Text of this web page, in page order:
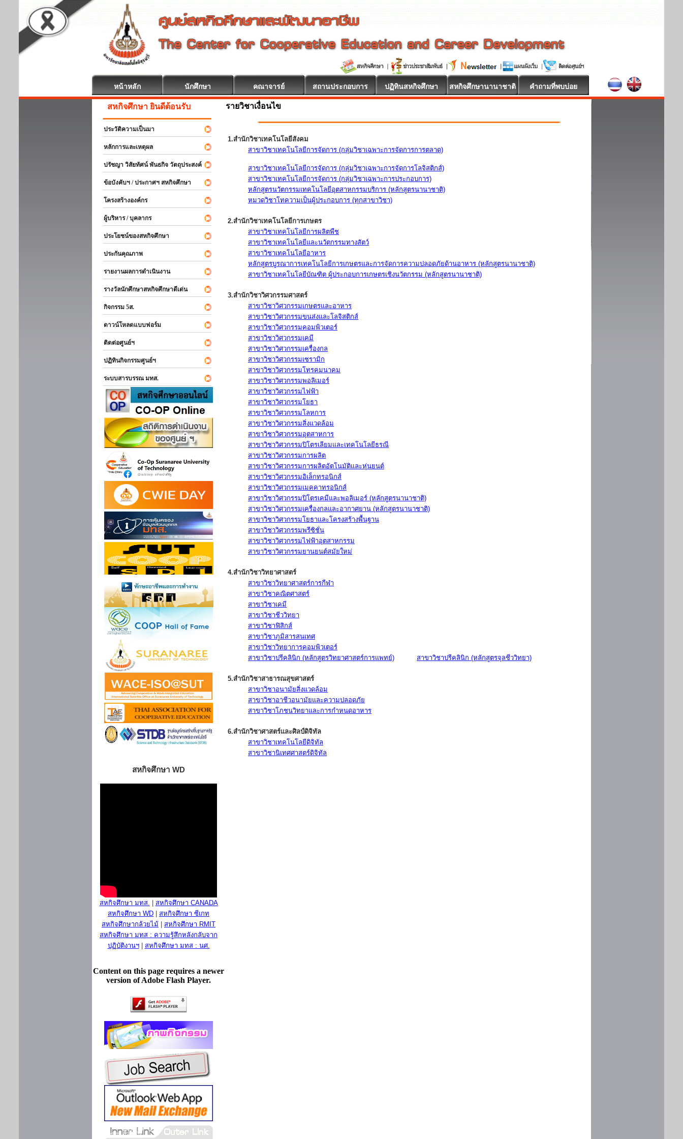
หน้าหลัก นักศึกษา คณาจารย์ สถานประกอบการ ปฏิทินสหกิจศึกษา สหกิจศึกษานานาชาติ คำถามที่พบบ่อย
สหกิจศึกษา ยินดีต้อนรับ
ประวัติความเป็นมา
หลักการและเหตุผล
ปรัชญา วิสัยทัศน์ พันธกิจ วัตถุประสงค์
ข้อบังคับฯ / ประกาศฯ สหกิจศึกษา
โครงสร้างองค์กร
ผู้บริหาร / บุคลากร
ประโยชน์ของสหกิจศึกษา
ประกันคุณภาพ
รายงานผลการดำเนินงาน
รางวัลนักศึกษาสหกิจศึกษาดีเด่น
กิจกรรม 5ส.
ดาวน์โหลดแบบฟอร์ม
ติดต่อศูนย์ฯ
ปฏิทินกิจกรรมศูนย์ฯ
ระบบสารบรรณ มทส.
สหกิจศึกษา WD
สหกิจศึกษา มทส.
สหกิจศึกษา CANADA
สหกิจศึกษา WD
สหกิจศึกษา ซีเกท
สหกิจศึกษากล้วยไม้
สหกิจศึกษา RMIT
สหกิจศึกษา มทส : ความรู้สึกหลังกลับจาก
ปฏิบัติงานฯ| สหกิจศึกษา มทส : นศ.
Content on this page requires a newer
version of Adobe Flash Player.
รายวิชาเงื่อนไข
1.สำนักวิชาเทคโนโลยีสังคม
สาขาวิชาเทคโนโลยีการจัดการ (กลุ่มวิชาเฉพาะการจัดการการตลาด)
สาขาวิชาเทคโนโลยีการจัดการ (กลุ่มวิชาเฉพาะการจัดการโลจิสติกส์)
สาขาวิชาเทคโนโลยีการจัดการ (กลุ่มวิชาเฉพาะการประกอบการ)
หลักสูตรนวัตกรรมเทคโนโลยีอุตสาหกรรมบริการ (หลักสูตรนานาชาติ)
หมวดวิชาโทความเป็นผู้ประกอบการ (ทุกสาขาวิชา)
2.สำนักวิชาเทคโนโลยีการเกษตร
สาขาวิชาเทคโนโลยีการผลิตพืช
สาขาวิชาเทคโนโลยีและนวัตกรรมทางสัตว์
สาขาวิชาเทคโนโลยีอาหาร
หลักสูตรบูรณาการเทคโนโลยีการเกษตรและการจัดการความปลอดภัยด้านอาหาร (หลักสูตรนานาชาติ)
สาขาวิชาเทคโนโลยีบัณฑิต ผู้ประกอบการเกษตรเชิงนวัตกรรม (หลักสูตรนานาชาติ)
3.สำนักวิชาวิศวกรรมศาสตร์
สาขาวิชาวิศวกรรมเกษตรและอาหาร
สาขาวิชาวิศวกรรมขนส่งและโลจิสติกส์
สาขาวิชาวิศวกรรมคอมพิวเตอร์
สาขาวิชาวิศวกรรมเคมี
สาขาวิชาวิศวกรรมเครื่องกล
สาขาวิชาวิศวกรรมเซรามิก
สาขาวิชาวิศวกรรมโทรคมนาคม
สาขาวิชาวิศวกรรมพอลิเมอร์
สาขาวิชาวิศวกรรมไฟฟ้า
สาขาวิชาวิศวกรรมโยธา
สาขาวิชาวิศวกรรมโลหการ
สาขาวิชาวิศวกรรมสิ่งแวดล้อม
สาขาวิชาวิศวกรรมอุตสาหการ
สาขาวิชาวิศวกรรมปิโตรเลียมและเทคโนโลยีธรณี
สาขาวิชาวิศวกรรมการผลิต
สาขาวิชาวิศวกรรมการผลิตอัตโนมัติและหุ่นยนต์
สาขาวิชาวิศวกรรมอิเล็กทรอนิกส์
สาขาวิชาวิศวกรรมเมคคาทรอนิกส์
สาขาวิชาวิศวกรรมปิโตรเคมีและพอลิเมอร์ (หลักสูตรนานาชาติ)
สาขาวิชาวิศวกรรมเครื่องกลและอากาศยาน (หลักสูตรนานาชาติ)
สาขาวิชาวิศวกรรมโยธาและโครงสร้างพื้นฐาน
สาขาวิชาวิศวกรรมพรีซิชั่น
สาขาวิชาวิศวกรรมไฟฟ้าอุตสาหกรรม
สาขาวิชาวิศวกรรมยานยนต์สมัยใหม่
4.สำนักวิชาวิทยาศาสตร์
สาขาวิชาวิทยาศาสตร์การกีฬา
สาขาวิชาคณิตศาสตร์
สาขาวิชาเคมี
สาขาวิชาชีววิทยา
สาขาวิชาฟิสิกส์
สาขาวิชาภูมิสารสนเทศ
สาขาวิชาวิทยาการคอมพิวเตอร์
สาขาวิชาปรีคลินิก (หลักสูตรวิทยาศาสตร์การแพทย์)
สาขาวิชาปรีคลินิก (หลักสูตรจุลชีววิทยา)
5.สำนักวิชาสาธารณสุขศาสตร์
สาขาวิชาอนามัยสิ่งแวดล้อม
สาขาวิชาอาชีวอนามัยและความปลอดภัย
สาขาวิชาโภชนวิทยาและการกำหนดอาหาร
6.สำนักวิชาศาสตร์และศิลป์ดิจิทัล
สาขาวิชาเทคโนโลยีดิจิทัล
สาขาวิชานิเทศศาสตร์ดิจิทัล